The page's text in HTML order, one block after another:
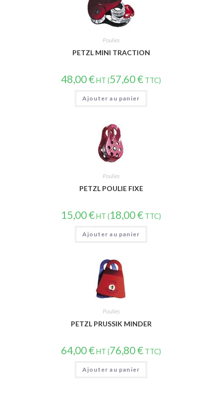
Poulies
PETZL MINI TRACTION
48,00€HT (57,60€ TTC)
Ajouter au panier
Poulies
PETZL POULIE FIXE
15,00€HT (18,00€ TTC)
Ajouter au panier
Poulies
PETZL PRUSSIK MINDER
64,00€HT (76,80€ TTC)
Ajouter au panier